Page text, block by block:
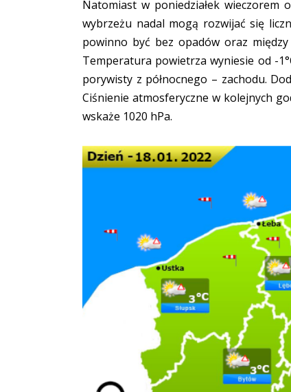
Natomiast w poniedziałek
wybrzeżu nadal mogą rozwijać się
powinno być bez opadów oraz
Temperatura powietrza wyniesie od -
porywisty z północnego – zachodu.
Ciśnienie atmosferyczne w kolejnych
wskaże 1020 hPa.